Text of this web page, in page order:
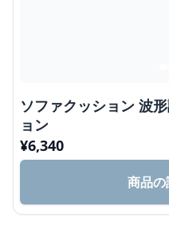
ソファクッション 波
ョン
¥6,340
商品